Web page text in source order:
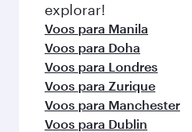
explorar!
Voos para Manila
Voos para Doha
Voos para Londres
Voos para Zurique
Voos para Manchester
Voos para Dublin